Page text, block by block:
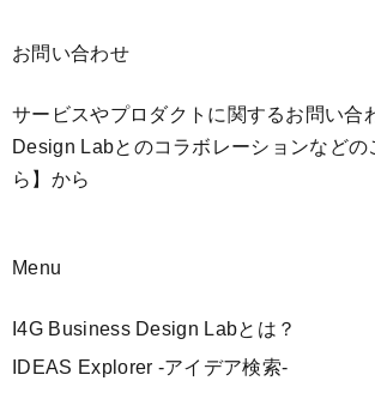
お問い合わせ
サービスやプロダクトに関するお問い合
Design Labとのコラボレーションなどの
ら】 から
Menu
I4G Business Design Labとは？
IDEAS Explorer -アイデア検索-